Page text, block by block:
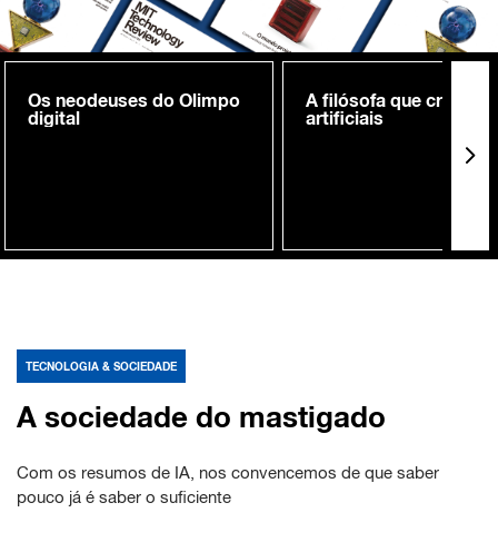
Os neodeuses do Olimpo
digital
A filósofa que cria
artificiais
TECNOLOGIA & SOCIEDADE
A sociedade do mastigado
Com os resumos de IA, nos convencemos de que saber
pouco já é saber o suficiente